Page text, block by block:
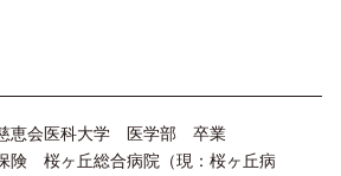
恵会医科大学 医学部 卒業
険 桜ヶ丘総合病院（現：桜ヶ丘病